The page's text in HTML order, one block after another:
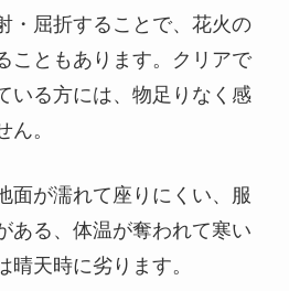
・屈折することで、花火の
こともあります。クリアで
いる方には、物足りなく感
ん。
面が濡れて座りにくい、服
ある、体温が奪われて寒い
晴天時に劣ります。